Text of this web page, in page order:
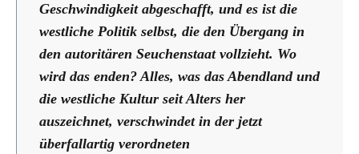
Geschwindigkeit abgeschafft, und es ist die
westliche Politik selbst, die den Übergang in
den autoritären Seuchenstaat vollzieht. Wo
wird das enden? Alles, was das Abendland und
die westliche Kultur seit Alters her
auszeichnet, verschwindet in der jetzt
überfallartig verordneten